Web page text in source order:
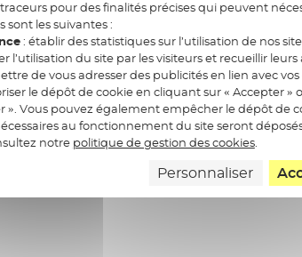
pour des finalités précises qui peuvent
sont les suivantes :
: établir des statistiques sur l’utilisation de nos
l’utilisation du site par les visiteurs et recueillir leurs
de vous adresser des publicités en lien avec
le dépôt de cookie en cliquant sur « Accepter »
». Vous pouvez également empêcher le dépôt de
au fonctionnement du site seront
notre politique de gestion des cookies.
Personnaliser